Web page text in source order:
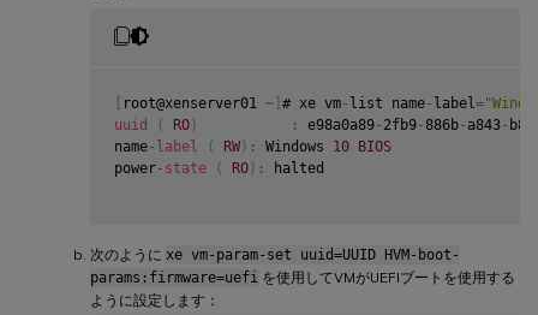
root@xenserver01 ~ # xe vm- list name- label=
uuid
RO ) : e98a0a89- 2fb9- 886b- a843-
name- label RW ) : Windows 10
BIOS
power- state RO ) : halted
次のように xe vm-param-set uuid=UUID HVM-boot-
params:firmware=uefi を使用してVMがUEFIブートを使用する
ように設定します：